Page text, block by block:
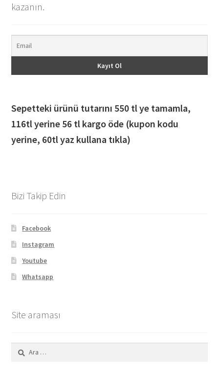
kazanın.
Sepetteki ürünü tutarını 550 tl ye tamamla,
116tl yerine 56 tl kargo öde (kupon kodu
yerine, 60tl yaz kullana tıkla)
Bizi Takip Edin
Facebook
Instagram
Youtube
Whatsapp
Site araması